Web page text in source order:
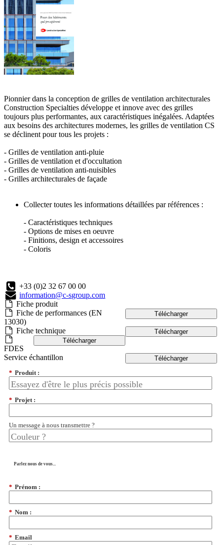
Pionnier dans la conception de grilles de ventilation architecturales
Construction Specialties développe et innove avec des grilles
toujours plus performantes, aux caractéristiques inégalées. Adaptées
aux besoins des architectures modernes, les grilles de ventilation CS
se déclinent pour tous les projets :
- Grilles de ventilation anti-pluie
- Grilles de ventilation et d'occultation
- Grilles de ventilation anti-nuisibles
- Grilles architecturales de façade
Collecter toutes les informations détaillées par références :
- Caractéristiques techniques
- Options de mises en oeuvre
- Finitions, design et accessoires
- Coloris
+33 (0)2 32 67 00 00
information@c-sgroup.com
Fiche produit
Télécharger
Fiche de performances (EN
13030)
Télécharger
Fiche technique
Télécharger
FDES
Télécharger
Service échantillon
* Produit :
* Projet :
Un message à nous transmettre ?
Parlez nous de vous...
* Prénom :
* Nom :
* Email